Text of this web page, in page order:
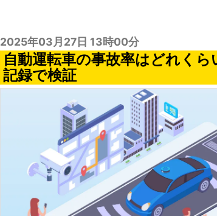
2025年03月27日 13時00分
自動運転車の事故率はどれく
記録で検証